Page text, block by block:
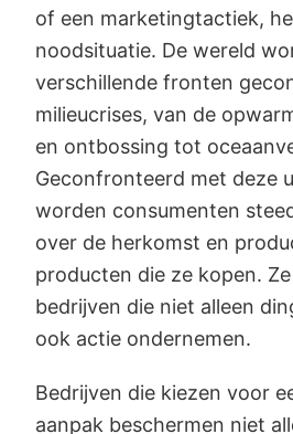
of een marketingtactiek,
noodsituatie. De wereld
verschillende fronten
milieucrises, van de
en ontbossing tot
Geconfronteerd met deze
worden consumenten
over de herkomst en
producten die ze kopen.
bedrijven die niet alleen
ook actie ondernemen.
Bedrijven die kiezen voor
aanpak beschermen niet